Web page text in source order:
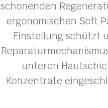
schonenden
ergonomischen Soft
Einstellung schützt
unteren
Konzentrate